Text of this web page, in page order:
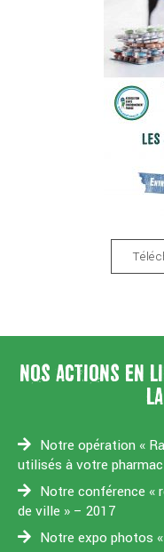
NOS ACTIONS EN
Notre opération «
utilisés à votre
Notre conférence «
de ville » – 2017
Notre expo photos